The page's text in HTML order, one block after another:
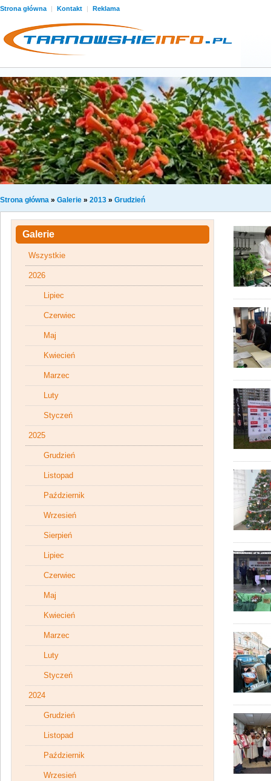
Strona główna | Kontakt | Reklama
Strona główna » Galerie » 2013 » Grudzień
Galerie
Wszystkie
2026
Lipiec
Czerwiec
Maj
Kwiecień
Marzec
Luty
Styczeń
2025
Grudzień
Listopad
Październik
Wrzesień
Sierpień
Lipiec
Czerwiec
Maj
Kwiecień
Marzec
Luty
Styczeń
2024
Grudzień
Listopad
Październik
Wrzesień